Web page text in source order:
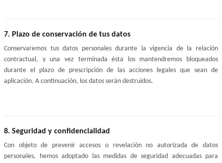
7. Plazo de conservación de tus datos
Conservaremos tus datos personales durante la vigencia de la relación
contractual, y una vez terminada ésta los mantendremos bloqueados
durante el plazo de prescripción de las acciones legales que sean de
aplicación. A continuación, los datos serán destruidos.
8. Seguridad y confidencialidad
Con objeto de prevenir accesos o revelación no autorizada de datos
personales, hemos adoptado las medidas de seguridad adecuadas para